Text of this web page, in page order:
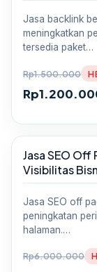
Jasa backlink
meningkatkan
tersedia paket…
Rp1.500.000
Rp
Sale
Jasa SEO
Visibilitas
Jasa SEO off
peningkatan
halaman.…
Rp6.000.000